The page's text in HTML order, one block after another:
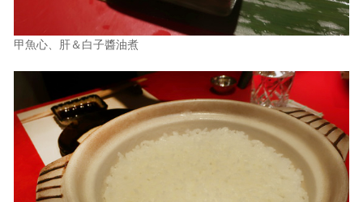
甲魚心、肝＆白子醬油煮